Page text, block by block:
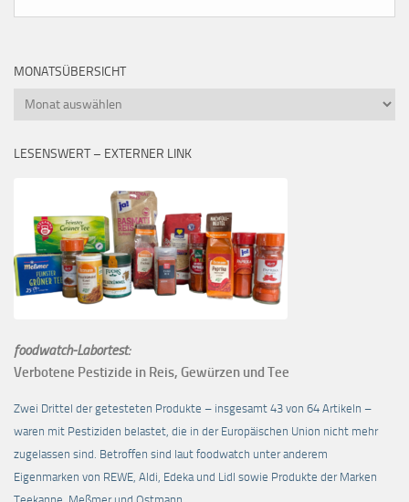
MONATSÜBERSICHT
Monatsübersicht
LESENSWERT – EXTERNER LINK
foodwatch-Labortest:
Verbotene Pestizide in Reis, Gewürzen und Tee
Zwei Drittel der getesteten Produkte – insgesamt 43 von 64 Artikeln –
waren mit Pestiziden belastet, die in der Europäischen Union nicht mehr
zugelassen sind. Betroffen sind laut foodwatch unter anderem
Eigenmarken von REWE, Aldi, Edeka und Lidl sowie Produkte der Marken